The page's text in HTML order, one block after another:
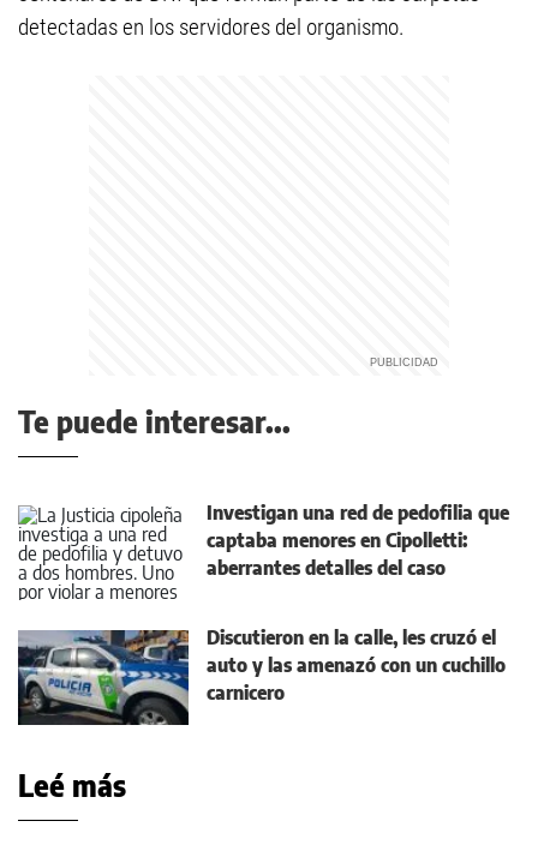
detectadas en los servidores del organismo.
Te puede interesar...
Investigan una red de pedofilia que
captaba menores en Cipolletti:
aberrantes detalles del caso
Discutieron en la calle, les cruzó el
auto y las amenazó con un cuchillo
carnicero
Leé más